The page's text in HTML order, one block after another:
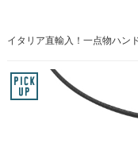
イタリア直輸入！一点物ハン